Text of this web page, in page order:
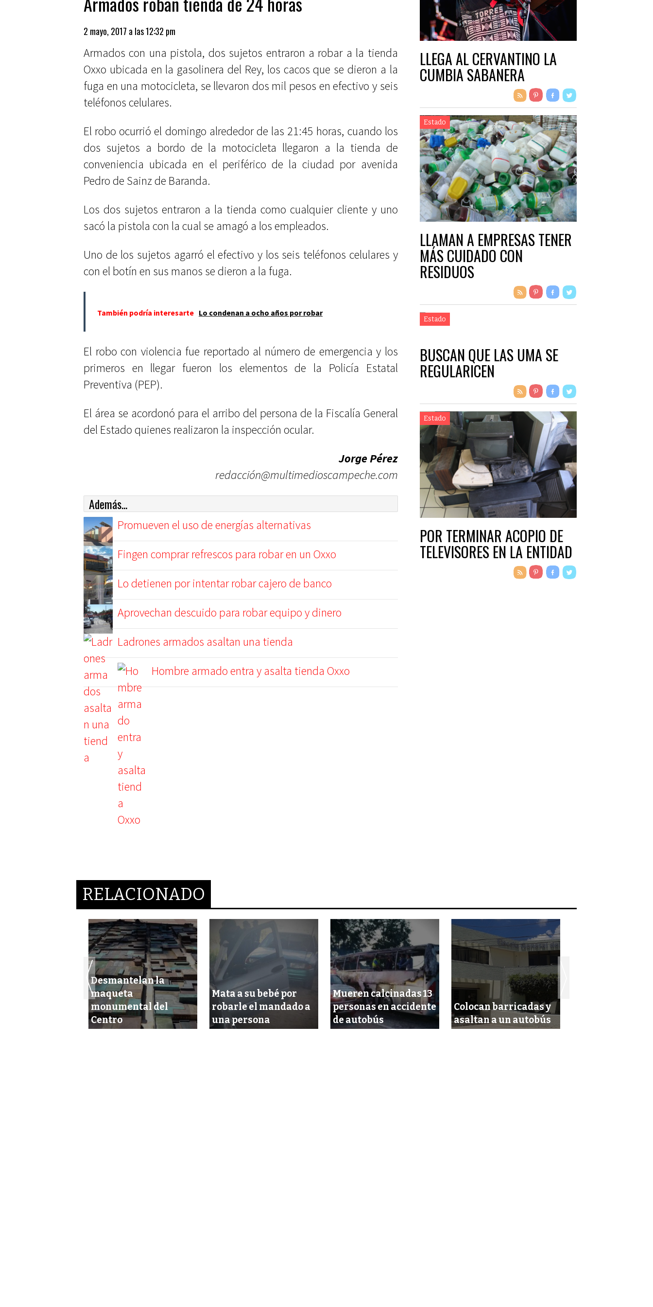
2 mayo, 2017 a las 12:32 pm
Armados con una pistola, dos sujetos entraron a robar a la tienda
Oxxo ubicada en la gasolinera del Rey, los cacos que se dieron a la
fuga en una motocicleta, se llevaron dos mil pesos en efectivo y seis
teléfonos celulares.
El robo ocurrió el domingo alrededor de las 21:45 horas, cuando los
dos sujetos a bordo de la motocicleta llegaron a la tienda de
conveniencia ubicada en el periférico de la ciudad por avenida
Pedro de Sainz de Baranda.
Los dos sujetos entraron a la tienda como cualquier cliente y uno
sacó la pistola con la cual se amagó a los empleados.
Uno de los sujetos agarró el efectivo y los seis teléfonos celulares y
con el botín en sus manos se dieron a la fuga.
También podría interesarte Lo condenan a ocho años por robar
El robo con violencia fue reportado al número de emergencia y los
primeros en llegar fueron los elementos de la Policía Estatal
Preventiva (PEP).
El área se acordonó para el arribo del persona de la Fiscalía General
del Estado quienes realizaron la inspección ocular.
Jorge Pérez
redacción@multimedioscampeche.com
Además...
Promueven el uso de energías alternativas
Fingen comprar refrescos para robar en un Oxxo
Lo detienen por intentar robar cajero de banco
Aprovechan descuido para robar equipo y dinero
Ladrones armados asaltan una tienda
Hombre armado entra y asalta tienda Oxxo
LLEGA AL CERVANTINO LA
CUMBIA SABANERA
Estado
LLAMAN A EMPRESAS TENER
MÁS CUIDADO CON
RESIDUOS
Estado
BUSCAN QUE LAS UMA SE
REGULARICEN
Estado
POR TERMINAR ACOPIO DE
TELEVISORES EN LA ENTIDAD
RELACIONADO
Desmantelan la
maqueta
monumental del
Centro
Mata a su bebé por
robarle el mandado a
una persona
Mueren calcinadas 13
personas en accidente
de autobús
Colocan barricadas y
asaltan a un autobús